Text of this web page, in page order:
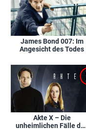
James Bond 007: Im
Angesicht des Todes
Akte X – Die
unheimlichen Fälle des